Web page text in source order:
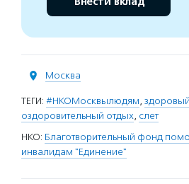
Москва
ТЕГИ: #НКОМосквылюдям,
оздоровительный отдых, слет
НКО: Благотворительный фонд
инвалидам "Единение"